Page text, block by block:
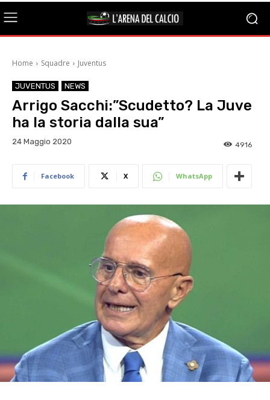
Home Squadre Juventus
JUVENTUS NEWS
Arrigo Sacchi:”Scudetto? La Juve
ha la storia dalla sua”
24 Maggio 2020 4916
Facebook X WhatsApp